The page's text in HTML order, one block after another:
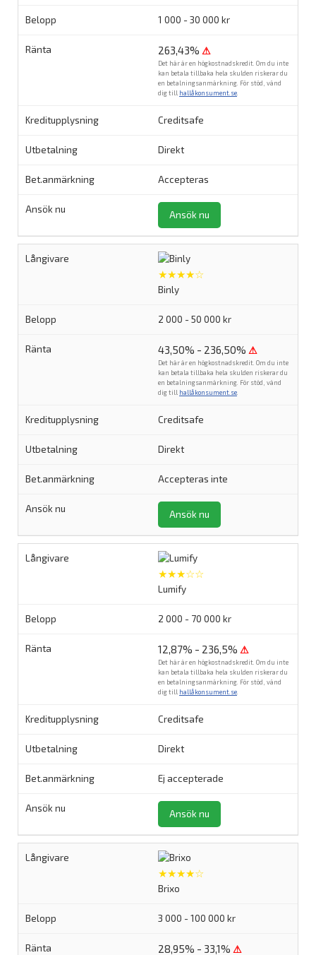
1 000 - 30 000 kr
263,43% ⚠
Det här är en högkostnadskredit. Om du inte
kan betala tillbaka hela skulden riskerar du
en betalningsanmärkning. För stöd, vänd
dig till hallåkonsument.se
Creditsafe
Direkt
Accepteras
Ansök nu
★★★★☆
Binly
2 000 - 50 000 kr
43,50% - 236,50% ⚠
Det här är en högkostnadskredit. Om du inte
kan betala tillbaka hela skulden riskerar du
en betalningsanmärkning. För stöd, vänd
dig till hallåkonsument.se
Creditsafe
Direkt
Accepteras inte
Ansök nu
★★★☆☆
Lumify
2 000 - 70 000 kr
12,87% - 236,5% ⚠
Det här är en högkostnadskredit. Om du inte
kan betala tillbaka hela skulden riskerar du
en betalningsanmärkning. För stöd, vänd
dig till hallåkonsument.se
Creditsafe
Direkt
Ej accepterade
Ansök nu
★★★★☆
Brixo
3 000 - 100 000 kr
28,95% - 33,1% ⚠